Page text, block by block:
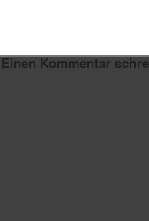
Einen Kommentar